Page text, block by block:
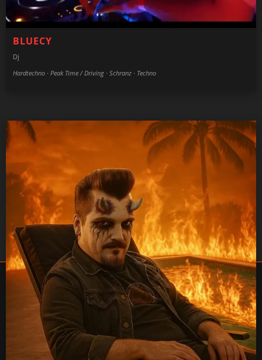
BLUECY
Dj
Hardtechno · Peak Time / Driving · Schranz · Techno
Frequenzbetrieb Playliste